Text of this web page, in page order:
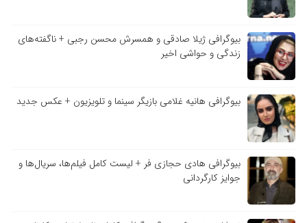
بیوگرافی ژیلا صادقی و همسرش محسن رجبی + ناگفته‌های
زندگی و حواشی اخیر
بیوگرافی هانیه غلامی بازیگر سینما و تلویزیون + عکس جدید
بیوگرافی هادی حجازی فر + لیست کامل فیلم‌ها، سریال‌ها و
جوایز کارگردانی